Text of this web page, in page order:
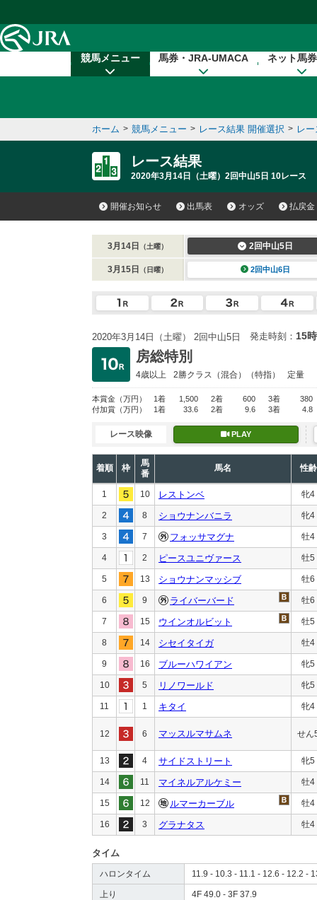
競馬メニュー 馬券・JRA-UMACA ネット馬
ホーム > 競馬メニュー > レース結果 開催選択 > レ
レース結果
2020年3月14日（土曜）2回中山5日 10レース
開催お知らせ 出馬表 オッズ 払戻金
3月14日 （土曜） 2回中山5日
3月15日 （日曜） 2回中山6日
2020年3月14日（土曜） 2回中山5日 発走時刻： 15
房総特別
4歳以上 2勝クラス （混合）（特指） 定量
本賞金 （万円） 1着 1,500 2着 600 3着
380
付加賞 （万円） 1着 33.6 2着 9.6 3着 4.8
レース映像 PLAY
着順 枠
馬
番
馬名 性齢
1 10 レストンベ 牝4
2 8 ショウナンバニラ 牝4
3 7 フォッサマグナ 牡4
4 2 ピースユニヴァース 牡5
5 13 ショウナンマッシブ 牡6
6 9 ライバーバード 牡6
7 15 ウインオルビット 牡5
8 14 シセイタイガ 牡4
9 16 ブルーハワイアン 牝5
10 5 リノワールド 牝5
11 1 キタイ 牝4
12 6 マッスルマサムネ せん
13 4 サイドストリート 牝5
14 11 マイネルアルケミー 牡4
15 12 ルマーカーブル 牡4
16 3 グラナタス 牡4
タイム
ハロンタイム 11.9 - 10.3 - 11.1 - 12.6 - 12.2 -
上り 4F 49.0 - 3F 37.9